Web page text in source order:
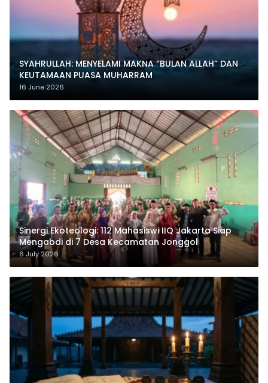
SYAHRULLAH: MENYELAMI MAKNA “BULAN ALLAH” DAN
KEUTAMAAN PUASA MUHARRAM
16 June 2026
‎Sinergi Ekoteologi: 112 Mahasiswi IIQ Jakarta Siap
Mengabdi di 7 Desa Kecamatan Jonggol
6 July 2026